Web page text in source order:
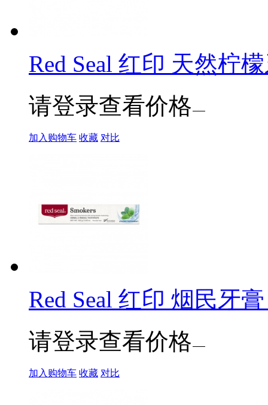
Red Seal 红印 天然柠
请登录查看价格
加入购物车 收藏 对比
Red Seal 红印 烟民牙
请登录查看价格
加入购物车 收藏 对比